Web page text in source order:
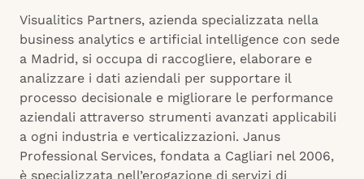
Visualitics Partners, azienda specializzata nella
business analytics e artificial intelligence con sede
a Madrid, si occupa di raccogliere, elaborare e
analizzare i dati aziendali per supportare il
processo decisionale e migliorare le performance
aziendali attraverso strumenti avanzati applicabili
a ogni industria e verticalizzazioni. Janus
Professional Services, fondata a Cagliari nel 2006,
è specializzata nell’erogazione di servizi di